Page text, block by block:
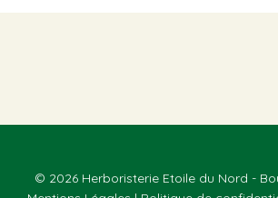
© 2026 Herboristerie Etoile du Nord -